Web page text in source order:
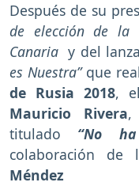
Después de su
de elección de la
Canaria y del
es Nuestra”que
de Rusia 2018,
Mauricio Rivera,
titulado “No
colaboración de
Méndez